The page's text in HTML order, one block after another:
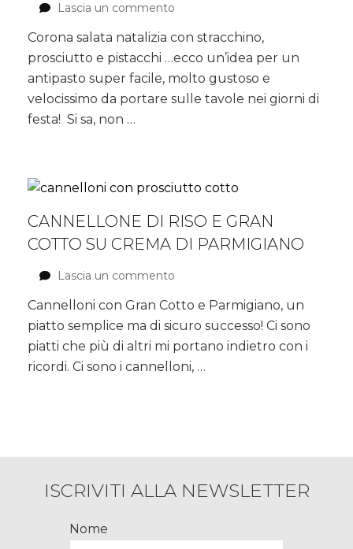
Lascia un commento
salata
natalizia
con
stracchino,
prosciutto
Corona salata natalizia con stracchino,
prosciutto e pistacchi …ecco un’idea per un
antipasto super facile, molto gustoso e
velocissimo da portare sulle tavole nei giorni di
festa! Si sa, non …
CANNELLONE DI RISO E GRAN
COTTO SU CREMA DI PARMIGIANO
Lascia un commento
di
riso
e
Gran
Cotto
Cannelloni con Gran Cotto e Parmigiano, un
piatto semplice ma di sicuro successo! Ci sono
piatti che più di altri mi portano indietro con i
ricordi. Ci sono i cannelloni, …
ISCRIVITI ALLA NEWSLETTER
Nome